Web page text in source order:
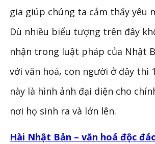
gia giúp chúng ta cảm thấy yêu
Dù nhiều biểu tượng trên đây
nhận trong luật pháp của Nhật
với văn hoá, con người ở đây thì
này là hình ảnh đại diện cho
nơi họ sinh ra và lớn lên.
Hài Nhật Bản – văn hoá độc